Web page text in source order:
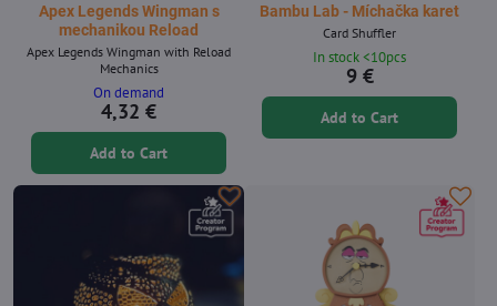
Apex Legends Wingman s
mechanikou Reload
Apex Legends Wingman with Reload
Mechanics
On demand
4,32 €
Add to Cart
Bambu Lab - Míchačka karet
Card Shuffler
In stock <10pcs
9 €
Add to Cart